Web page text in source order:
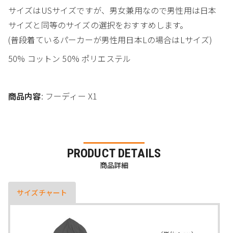
サイズはUSサイズですが、男女兼用なので男性用は日本
サイズと同等のサイズの選択をおすすめします。
(普段着ているパーカーが男性用日本Lの場合はLサイズ)
50% コットン 50% ポリエステル
商品内容: フーディー X1
PRODUCT DETAILS
商品詳細
サイズチャート